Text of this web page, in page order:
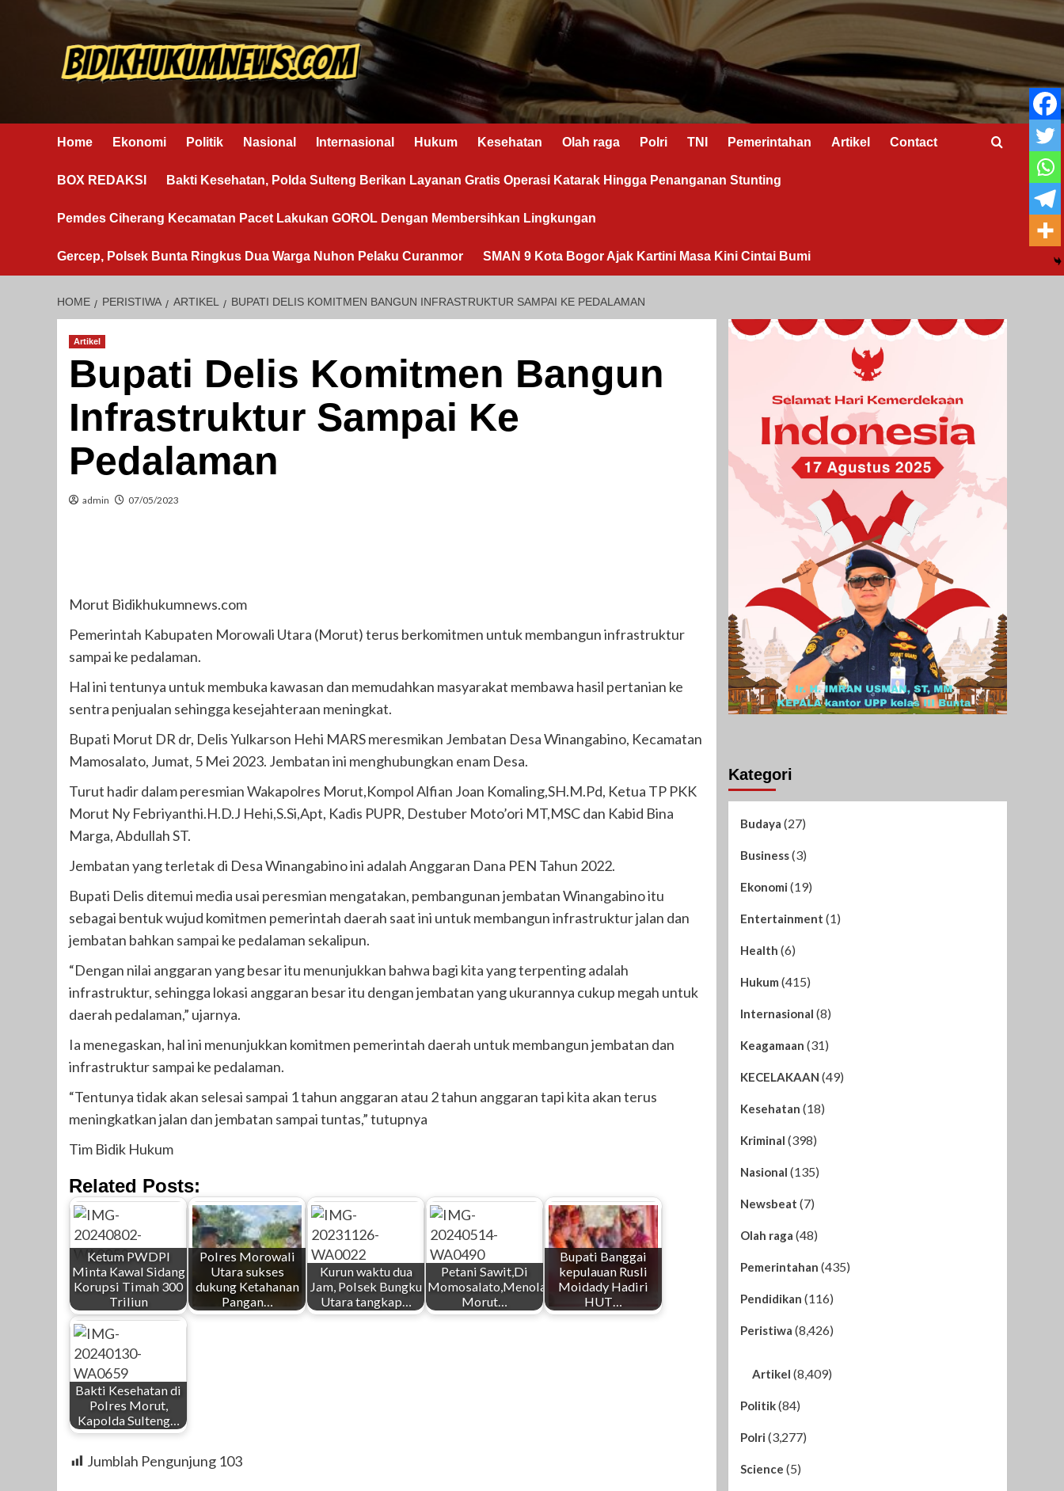
Home Ekonomi Politik Nasional Internasional Hukum Kesehatan Olah raga Polri TNI Pemerintahan Artikel Contact
BOX REDAKSI Bakti Kesehatan, Polda Sulteng Berikan Layanan Gratis Operasi Katarak Hingga Penanganan Stunting
Pemdes Ciherang Kecamatan Pacet Lakukan GOROL Dengan Membersihkan Lingkungan
Gercep, Polsek Bunta Ringkus Dua Warga Nuhon Pelaku Curanmor SMAN 9 Kota Bogor Ajak Kartini Masa Kini Cintai Bumi
HOME PERISTIWA ARTIKEL BUPATI DELIS KOMITMEN BANGUN INFRASTRUKTUR SAMPAI KE PEDALAMAN
Artikel
Bupati Delis Komitmen Bangun
Infrastruktur Sampai Ke
Pedalaman
admin 07/05/2023
Morut Bidikhukumnews.com
Pemerintah Kabupaten Morowali Utara (Morut) terus berkomitmen untuk membangun infrastruktur
sampai ke pedalaman.
Hal ini tentunya untuk membuka kawasan dan memudahkan masyarakat membawa hasil pertanian ke
sentra penjualan sehingga kesejahteraan meningkat.
Bupati Morut DR dr, Delis Yulkarson Hehi MARS meresmikan Jembatan Desa Winangabino, Kecamatan
Mamosalato, Jumat, 5 Mei 2023. Jembatan ini menghubungkan enam Desa.
Turut hadir dalam peresmian Wakapolres Morut,Kompol Alfian Joan Komaling,SH.M.Pd, Ketua TP PKK
Morut Ny Febriyanthi.H.D.J Hehi,S.Si,Apt, Kadis PUPR, Destuber Moto’ori MT,MSC dan Kabid Bina
Marga, Abdullah ST.
Jembatan yang terletak di Desa Winangabino ini adalah Anggaran Dana PEN Tahun 2022.
Bupati Delis ditemui media usai peresmian mengatakan, pembangunan jembatan Winangabino itu
sebagai bentuk wujud komitmen pemerintah daerah saat ini untuk membangun infrastruktur jalan dan
jembatan bahkan sampai ke pedalaman sekalipun.
“Dengan nilai anggaran yang besar itu menunjukkan bahwa bagi kita yang terpenting adalah
infrastruktur, sehingga lokasi anggaran besar itu dengan jembatan yang ukurannya cukup megah untuk
daerah pedalaman,” ujarnya.
Ia menegaskan, hal ini menunjukkan komitmen pemerintah daerah untuk membangun jembatan dan
infrastruktur sampai ke pedalaman.
“Tentunya tidak akan selesai sampai 1 tahun anggaran atau 2 tahun anggaran tapi kita akan terus
meningkatkan jalan dan jembatan sampai tuntas,” tutupnya
Tim Bidik Hukum
Related Posts:
Ketum PWDPI
Minta Kawal Sidang
Korupsi Timah 300
Triliun
Polres Morowali
Utara sukses
dukung Ketahanan
Pangan…
Kurun waktu dua
Jam, Polsek Bungku
Utara tangkap…
Petani Sawit,Di
Momosalato,Menolak,Pemda
Morut…
Bupati Banggai
kepulauan Rusli
Moidady Hadiri
HUT…
Bakti Kesehatan di
Polres Morut,
Kapolda Sulteng…
Jumblah Pengunjung 103
Kategori
Budaya (27)
Business(3)
Ekonomi (19)
Entertainment (1)
Health (6)
Hukum (415)
Internasional (8)
Keagamaan (31)
KECELAKAAN (49)
Kesehatan (18)
Kriminal (398)
Nasional (135)
Newsbeat (7)
Olah raga (48)
Pemerintahan (435)
Pendidikan (116)
Peristiwa (8,426)
Artikel (8,409)
Politik(84)
Polri (3,277)
Science (5)